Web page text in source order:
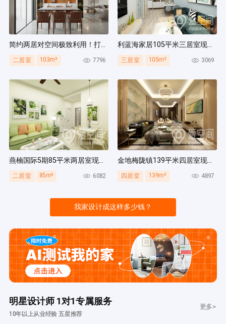
简约两居对空间极致利用！打造多组通顶柜，整齐能装！
二居室 103m² 7796
利蓝海家居105平米三居室现代简约风装修案例
三居室 105m² 3069
燕楠国际5期85平米两居室现代简约风装修案例
二居室 85m² 6082
金地梅陇镇139平米四居室现代简约风装修案例
四居室 139m² 4897
我家设计成这样多少钱？
明星设计师 1对1专属服务
10年以上从业经验 五星推荐
更多>